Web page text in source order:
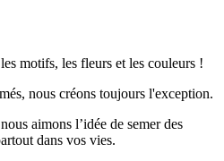
motifs, les fleurs et les couleurs !
nous créons toujours l'exception.
aimons l’idée de semer des
dans vos vies.